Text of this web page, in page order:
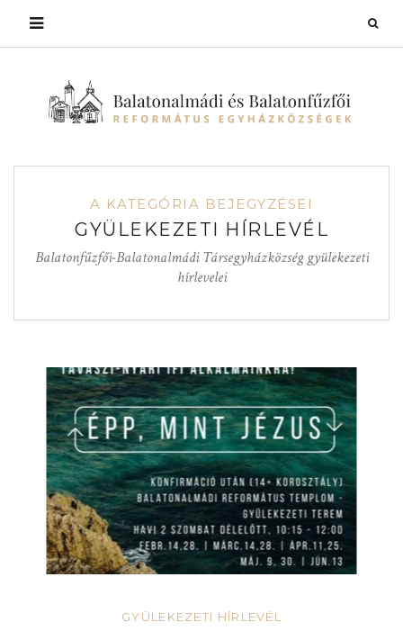
A KATEGÓRIA BEJEGYZÉSEI
GYÜLEKEZETI HÍRLEVÉL
Balatonfűzfői-Balatonalmádi Társegyházközség gyülekezeti
hírlevelei
GYÜLEKEZETI HÍRLEVÉL